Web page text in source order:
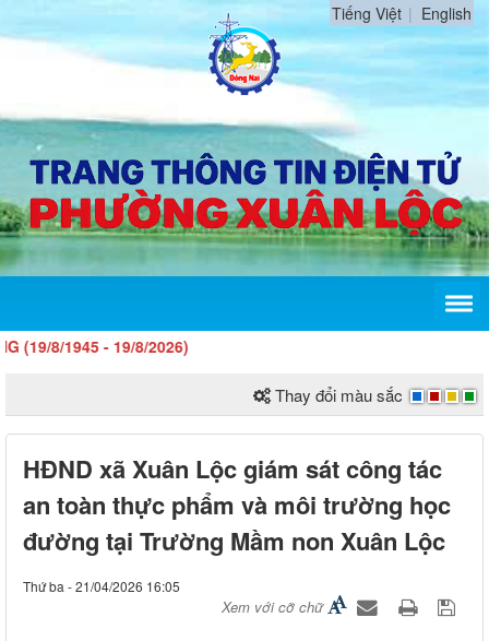
Tiếng Việt English
1945 - 19/8/2026)
Thay đổi màu sắc
HĐND xã Xuân Lộc giám sát công tác
an toàn thực phẩm và môi trường học
đường tại Trường Mầm non Xuân Lộc
Thứ ba - 21/04/2026 16:05
Xem với cỡ chữ